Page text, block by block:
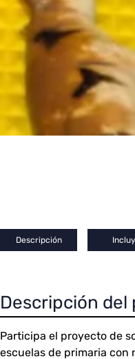
Descripción
Descripción del
Participa el proyecto de
escuelas de primaria con